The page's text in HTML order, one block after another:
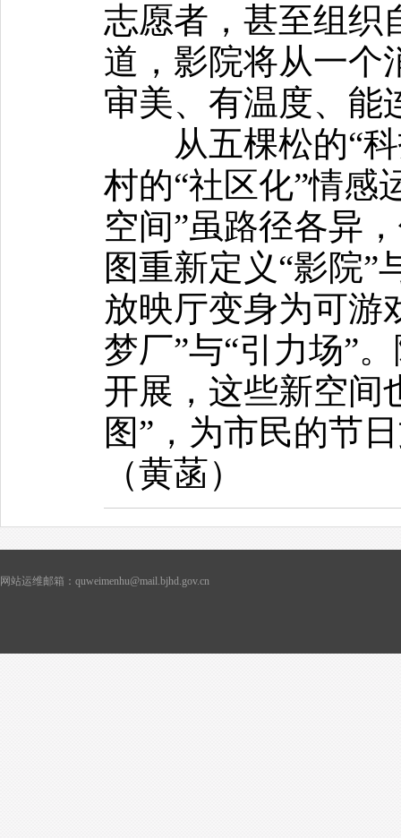
志愿者，甚至组织
道，影院将从一个
审美、有温度、能
从五棵松的“科
村的“社区化”情感
空间”虽路径各异
图重新定义“影院”
放映厅变身为可游
梦厂”与“引力场”
开展，这些新空间
图”，为市民的节
（黄菡）
网站运维邮箱：quweimenhu@mail.bjhd.gov.cn